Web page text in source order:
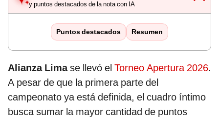
y puntos destacados de la nota con IA
Puntos destacados Resumen
Alianza Limase llevó el Torneo Apertura 2026.
A pesar de que la primera parte del
campeonato ya está definida, el cuadro íntimo
busca sumar la mayor cantidad de puntos